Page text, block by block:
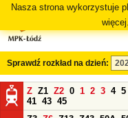
Nasza strona wykorzystuje
więcej.
Sprawdź rozkład na dzień:
Z Z1 Z2 0 1 2 3 4 5
41 43 45